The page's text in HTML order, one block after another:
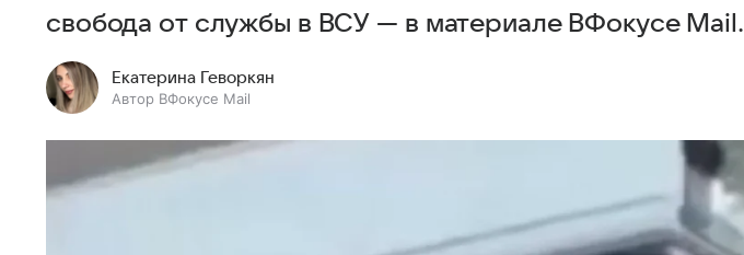
свобода от службы в ВСУ — в материале ВФокусе Mail.
Екатерина Геворкян
Автор ВФокусе Mail